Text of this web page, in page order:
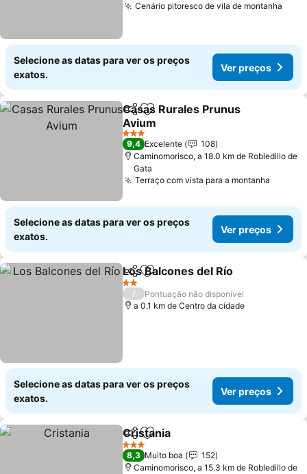
Cenário pitoresco de vila de montanha
Selecione as datas para ver os preços
exatos.
Ver preços
PartilharAdicionar aos favoritos
Casas Rurales Prunus
Avium
Ver preços
3 Estrelas
9,4 Excelente
108
Caminomorisco, a 18.0 km de Robledillo de
Gata
Terraço com vista para a montanha
Selecione as datas para ver os preços
exatos.
Ver preços
PartilharAdicionar aos favoritos
Los Balcones del Río
2 Estrelas
/
Pontuação não disponível
a 0.1 km de Centro da cidade
Selecione as datas para ver os preços
exatos.
Ver preços
PartilharAdicionar aos favoritos
Cristania
3 Estrelas
8,3 Muito boa
152
Caminomorisco, a 15.3 km de Robledillo de